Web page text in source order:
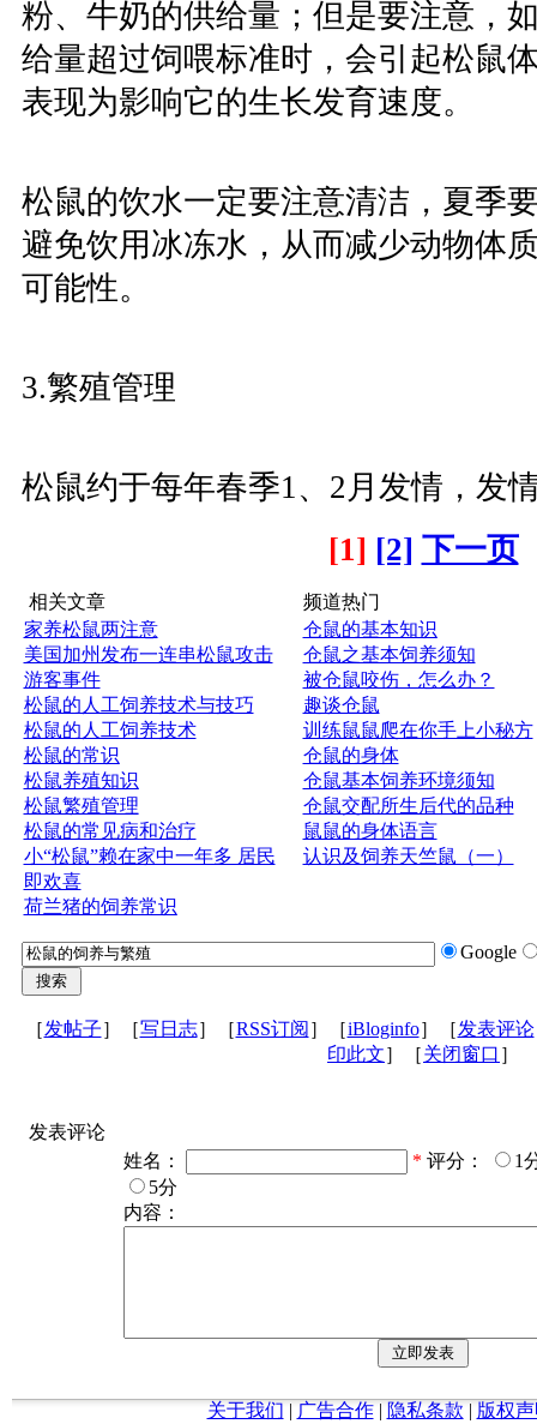
粉、牛奶的供给量；但是要注意，
给量超过饲喂标准时，会引起松鼠
表现为影响它的生长发育速度。
松鼠的饮水一定要注意清洁，夏季
避免饮用冰冻水，从而减少动物体
可能性。
3.繁殖管理
松鼠约于每年春季1、2月发情，发
[1] [2] 下一页
相关文章
家养松鼠两注意
美国加州发布一连串松鼠攻击
游客事件
松鼠的人工饲养技术与技巧
松鼠的人工饲养技术
松鼠的常识
松鼠养殖知识
松鼠繁殖管理
松鼠的常见病和治疗
小“松鼠”赖在家中一年多 居民
即欢喜
荷兰猪的饲养常识
频道热门
仓鼠的基本知识
仓鼠之基本饲养须知
被仓鼠咬伤，怎么办？
趣谈仓鼠
训练鼠鼠爬在你手上小秘方
仓鼠的身体
仓鼠基本饲养环境须知
仓鼠交配所生后代的品种
鼠鼠的身体语言
认识及饲养天竺鼠（一）
Google
［发帖子］［写日志］［RSS订阅 ］［iBloginfo］［发表评论
印此文］［关闭窗口 ］
发表评论
姓名：
* 评分：
1
5分
内容：
关于我们 | 广告合作| 隐私条款 | 版权